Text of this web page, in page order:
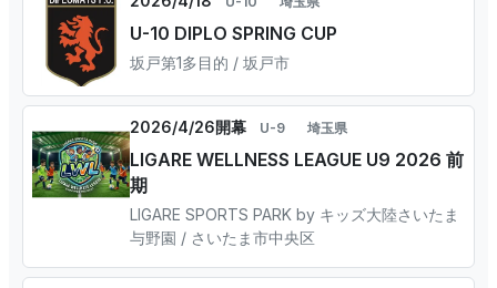
U-10 DIPLO SPRING CUP
坂戸第1多目的 / 坂戸市
2026/4/26開幕 U-9 埼玉県
LIGARE WELLNESS LEAGUE U9 2026 前
期
LIGARE SPORTS PARK by キッズ大陸さいたま
与野園 / さいたま市中央区